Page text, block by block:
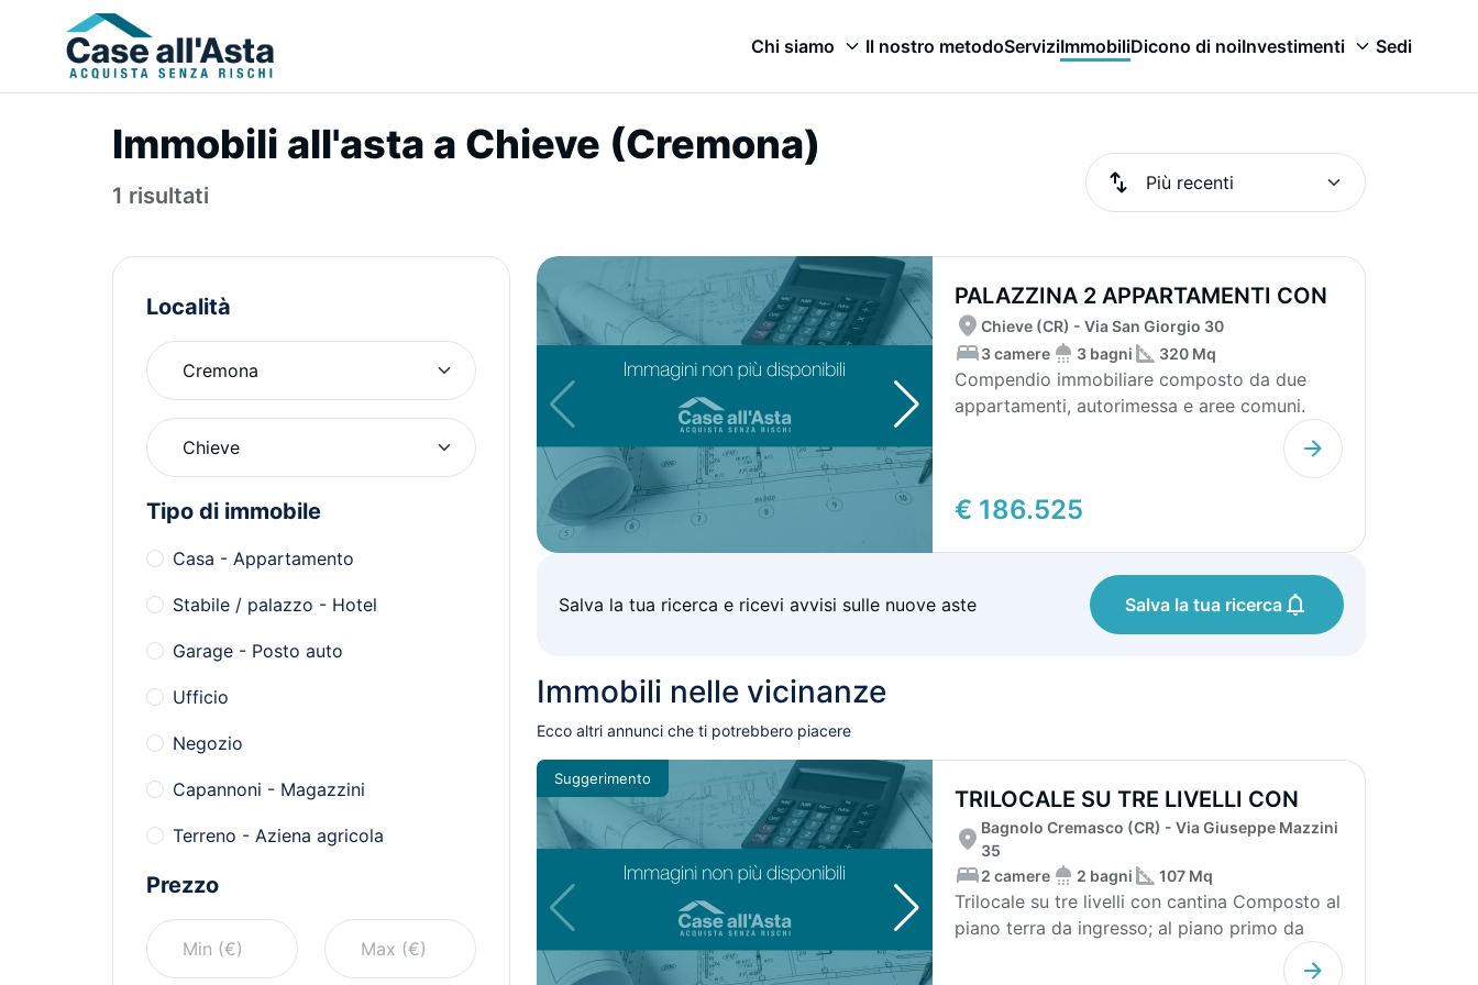
Chi siamo Il nostro metodoServiziImmobiliDicono di noiInvestimenti Sedi
Immobili all'asta a Chieve (Cremona)
1 risultati
Località
Tipo di immobile
Casa - Appartamento
Stabile / palazzo - Hotel
Garage - Posto auto
Ufficio
Negozio
Capannoni - Magazzini
Terreno - Aziena agricola
Prezzo
PALAZZINA 2 APPARTAMENTI CON
GARAGE
€ 186.525
Chieve (CR) - Via San Giorgio 30
3 camere
3 bagni 320 Mq
Compendio immobiliare composto da due
appartamenti, autorimessa e aree comuni.
Salva la tua ricerca e ricevi avvisi sulle nuove aste Salva la tua ricerca
Immobili nelle vicinanze
Ecco altri annunci che ti potrebbero piacere
Suggerimento
TRILOCALE SU TRE LIVELLI CON
CANTINA
Bagnolo Cremasco (CR) - Via Giuseppe Mazzini
35
2 camere
2 bagni 107 Mq
Trilocale su tre livelli con cantina Composto al
piano terra da ingresso; al piano primo da